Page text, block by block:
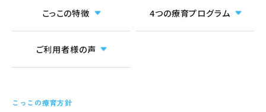
こっこの特徴 4つの療育プログラム
ご利用者様の声
こっこの療育方針